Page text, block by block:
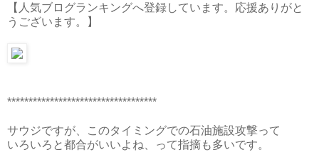
【人気ブログランキングへ登録しています。応援ありがと
うございます。】
***********************************
サウジですが、このタイミングでの石油施設攻撃って
いろいろと都合がいいよね、って指摘も多いです。